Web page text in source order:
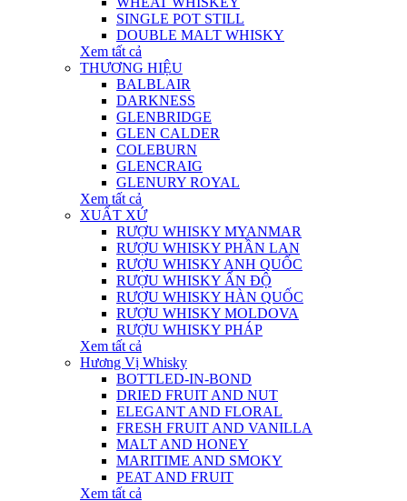
SINGLE POT STILL
DOUBLE MALT WHISKY
Xem tất cả
THƯƠNG HIỆU
BALBLAIR
DARKNESS
GLENBRIDGE
GLEN CALDER
COLEBURN
GLENCRAIG
GLENURY ROYAL
Xem tất cả
XUẤT XỨ
RƯỢU WHISKY MYANMAR
RƯỢU WHISKY PHẦN LAN
RƯỢU WHISKY ANH QUỐC
RƯỢU WHISKY ẤN ĐỘ
RƯỢU WHISKY HÀN QUỐC
RƯỢU WHISKY MOLDOVA
RƯỢU WHISKY PHÁP
Xem tất cả
Hương Vị Whisky
BOTTLED-IN-BOND
DRIED FRUIT AND NUT
ELEGANT AND FLORAL
FRESH FRUIT AND VANILLA
MALT AND HONEY
MARITIME AND SMOKY
PEAT AND FRUIT
Xem tất cả